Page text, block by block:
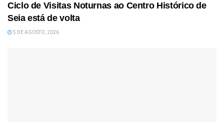
Ciclo de Visitas Noturnas ao Centro Histórico de
Seia está de volta
5 DE AGOSTO, 2026